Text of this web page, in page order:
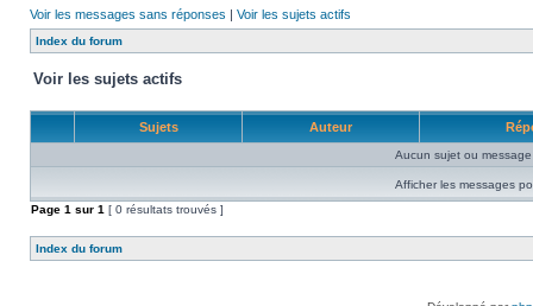
Voir les messages sans réponses | Voir les sujets actifs
Index du forum
Voir les sujets actifs
Sujets Auteur
Aucun sujet ou
Afficher les messages
Page 1 sur 1 [ 0 résultats trouvés ]
Index du forum